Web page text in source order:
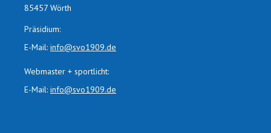
85457 Wörth
Präsidium:
E-Mail: info@svo1909.de
Webmaster + sportlicht:
E-Mail: info@svo1909.de